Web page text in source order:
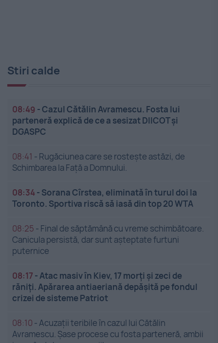
Stiri calde
08:49 -Cazul Cătălin Avramescu. Fosta lui
parteneră explică de ce a sesizat DIICOT și
DGASPC
08:41 - Rugăciunea care se rostește astăzi, de
Schimbarea la Față a Domnului.
08:34- Sorana Cîrstea, eliminată în turul doi la
Toronto. Sportiva riscă să iasă din top 20 WTA
08:25 - Final de săptămână cu vreme schimbătoare.
Canicula persistă, dar sunt așteptate furtuni
puternice
08:17 -Atac masiv în Kiev, 17 morți și zeci de
răniți. Apărarea antiaeriană depășită pe fondul
crizei de sisteme Patriot
08:10 -Acuzații teribile în cazul lui Cătălin
Avramescu. Șase procese cu fosta parteneră, ambii